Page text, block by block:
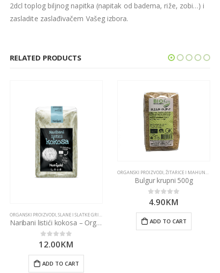
2dcl toplog biljnog napitka (napitak od badema, riže, zobi…) i
zasladite zaslađivačem Vašeg izbora.
RELATED PRODUCTS
ORGANSKI PROIZVODI,SLANE I SLATKE GRICKALICE
Naribani listići kokosa – Organski 500g Nutrigold
0 out of 5
12.00KM
ADD TO CART
ORGANSKI PROIZVODI,ŽITARICE I MAHUNARKE
Bulgur krupni 500g
out of 5
4.90KM
ADD TO CART